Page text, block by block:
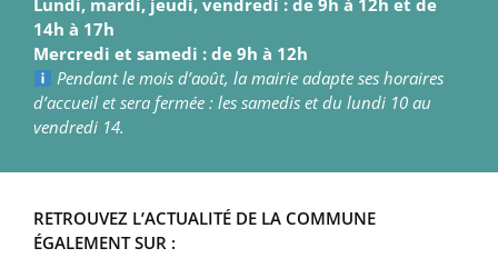
Lundi, mardi, jeudi, vendredi : de 9h à 12h et de
14h à 17h
Mercredi et samedi : de 9h à 12h
Pendant le mois d’août, la mairie adapte ses horaires
d’accueil et sera fermée : les samedis et du lundi 10 au
vendredi 14.
RETROUVEZ L’ACTUALITÉ DE LA COMMUNE
ÉGALEMENT SUR :